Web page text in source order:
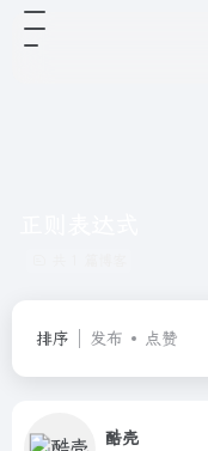
排序 发布 点赞
酷壳